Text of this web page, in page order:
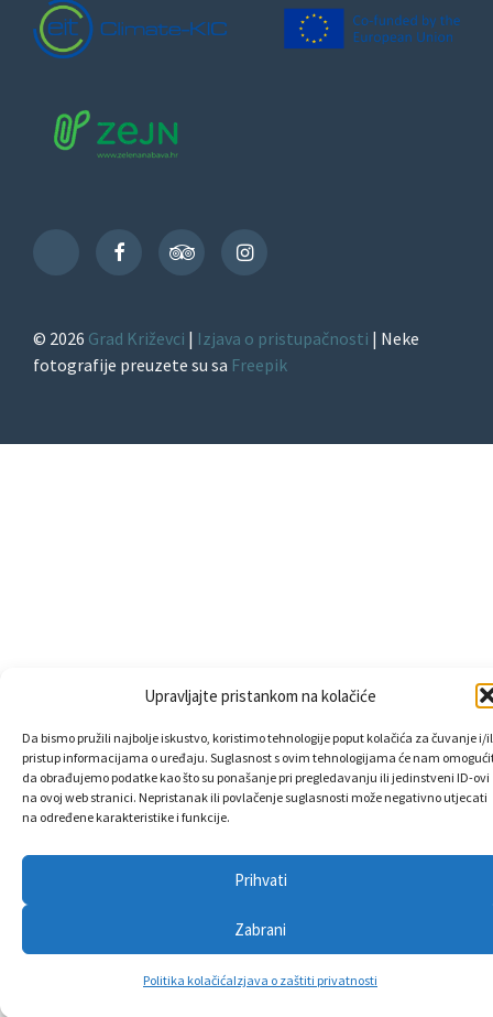
Upravljajte pristankom na kolačiće
Da bismo pružili najbolje iskustvo, koristimo tehnologije poput kolačića za čuvanje i/
pristup informacijama o uređaju. Suglasnost s ovim tehnologijama će nam
da obrađujemo podatke kao što su ponašanje pri pregledavanju ili jedinstveni ID-ovi
na ovoj web stranici. Nepristanak ili povlačenje suglasnosti može negativno utjecati
na određene karakteristike i funkcije.
Prihvati
Zabrani
Politika kolačićaIzjava o zaštiti privatnosti
TikTok
FacebookTripAdvisorInstagram
© 2026 Grad Križevci | Izjava o pristupačnosti | Neke
fotografije preuzete su sa Freepik